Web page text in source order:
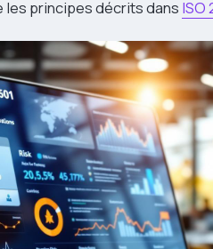
les principes décrits dans ISO